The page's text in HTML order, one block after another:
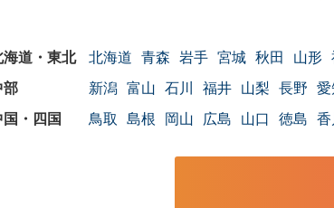
北海道 青森 岩手 宮城 秋田 山形
新潟 富山 石川 福井 山梨 長野
鳥取 島根 岡山 広島 山口 徳島 香